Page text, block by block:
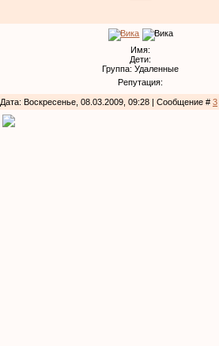
Имя:
Дети:
Группа: Удаленные
Репутация:
Дата: Воскресенье, 08.03.2009, 09:28 | Сообщение # 3